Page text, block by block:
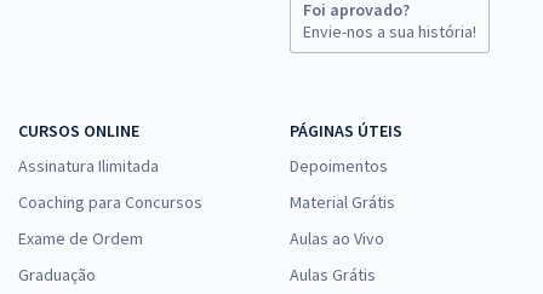
Foi aprovado?
Envie-nos a sua história!
CURSOS ONLINE
Assinatura Ilimitada
Coaching para Concursos
Exame de Ordem
Graduação
PÁGINAS ÚTEIS
Depoimentos
Material Grátis
Aulas ao Vivo
Aulas Grátis